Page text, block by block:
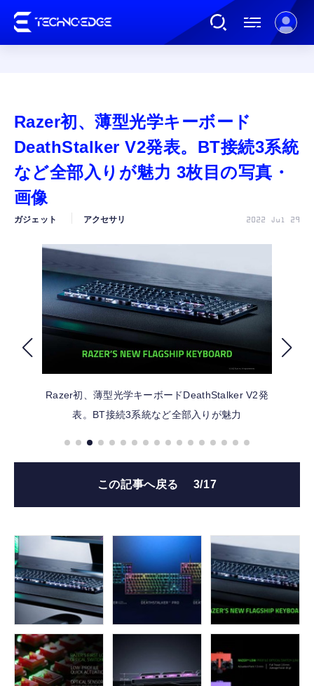
AI
ガジェット
カルチャー
公式ストア
FOLLOW US
Razer初、薄型光学キーボード
DeathStalker V2発表。BT接続3系統
など全部入りが魅力 3枚目の写真・
画像
ガジェット アクセサリ 2022 Jul 29
Razer初、薄型光学キーボードDeathStalker V2発
表。BT接続3系統など全部入りが魅力
この記事へ戻る 3/17